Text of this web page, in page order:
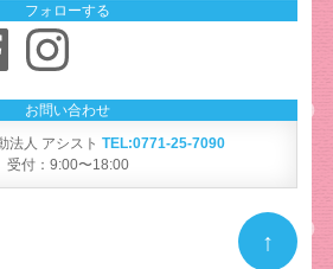
フォローする
Instagram
お問い合わせ
法人 アシスト TEL:0771-25-7090
受付：9:00〜18:00
↑